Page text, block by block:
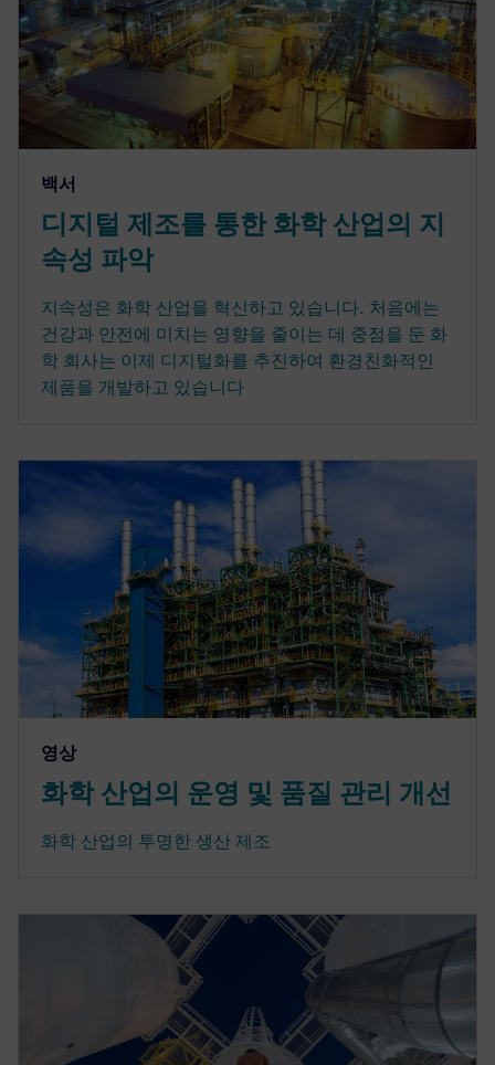
백서
디지털 제조를 통한 화학 산업의 지
속성 파악
지속성은 화학 산업을 혁신하고 있습니다. 처음에는
건강과 안전에 미치는 영향을 줄이는 데 중점을 둔 화
학 회사는 이제 디지털화를 추진하여 환경친화적인
제품을 개발하고 있습니다
영상
화학 산업의 운영 및 품질 관리 개선
화학 산업의 투명한 생산 제조